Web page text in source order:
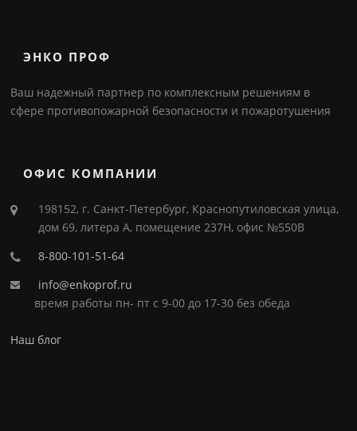
ЭНКО ПРОФ
Ваш надежный партнер по комплексным решениям в
сфере противопожарной безопасности и пожаротушения
ОФИС КОМПАНИИ
198152, г. Санкт-Петербург, Краснопутиловская улица,
дом 69, литера А, помещение 237Н, офис №550В
8-800-101-51-64
info@enkoprof.ru
время работы пн- пт с 9-00 до 17-30 без обеда
Наш блог